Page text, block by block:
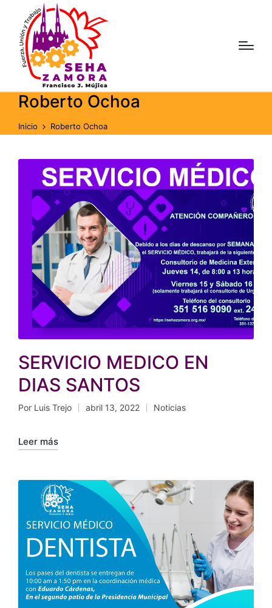
Roberto Ochoa
Inicio Roberto Ochoa
SERVICIO MEDICO EN
DIAS SANTOS
Publicado
Por Luis Trejo abril 13, 2022
Publicado
Noticias
Leer más